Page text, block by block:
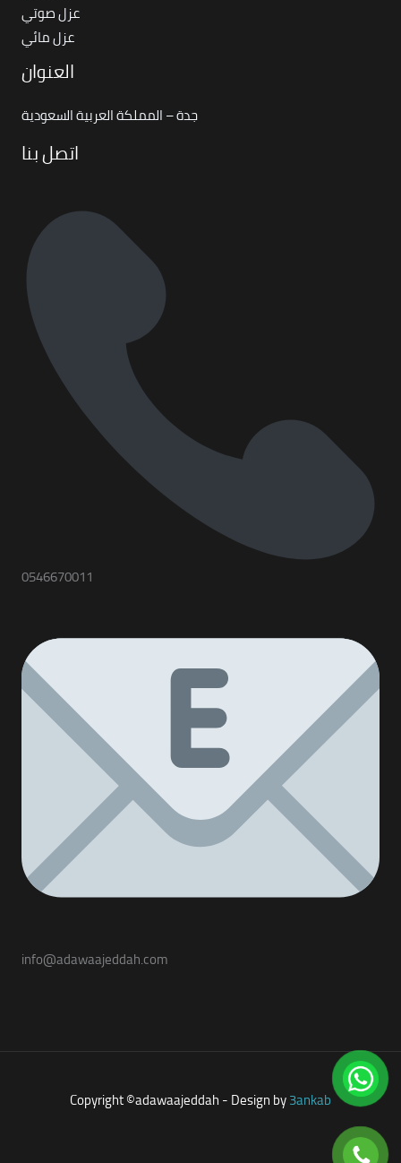
عزل صوتي
عزل مائي
العنوان
جدة – المملكة العربية السعودية
اتصل بنا
0546670011
info@adawaajeddah.com
Copyright ©adawaajeddah - Design by3ankab